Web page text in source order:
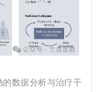
数据分析与治疗干